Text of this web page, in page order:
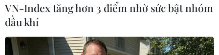
#Viện Huyết học-Truyền máu Trung ương
#Hiến tiểu cầu
VN-Index tăng hơn 3 điểm nhờ sức bật nhóm
dầu khí